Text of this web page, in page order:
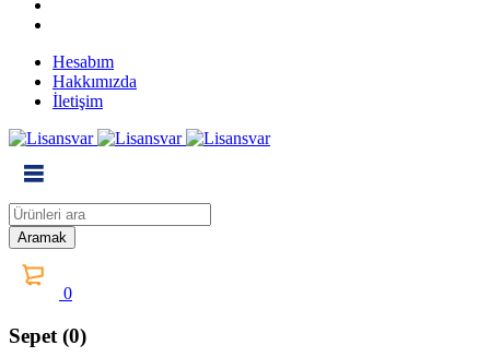
Hesabım
Hakkımızda
İletişim
0
Sepet (0)